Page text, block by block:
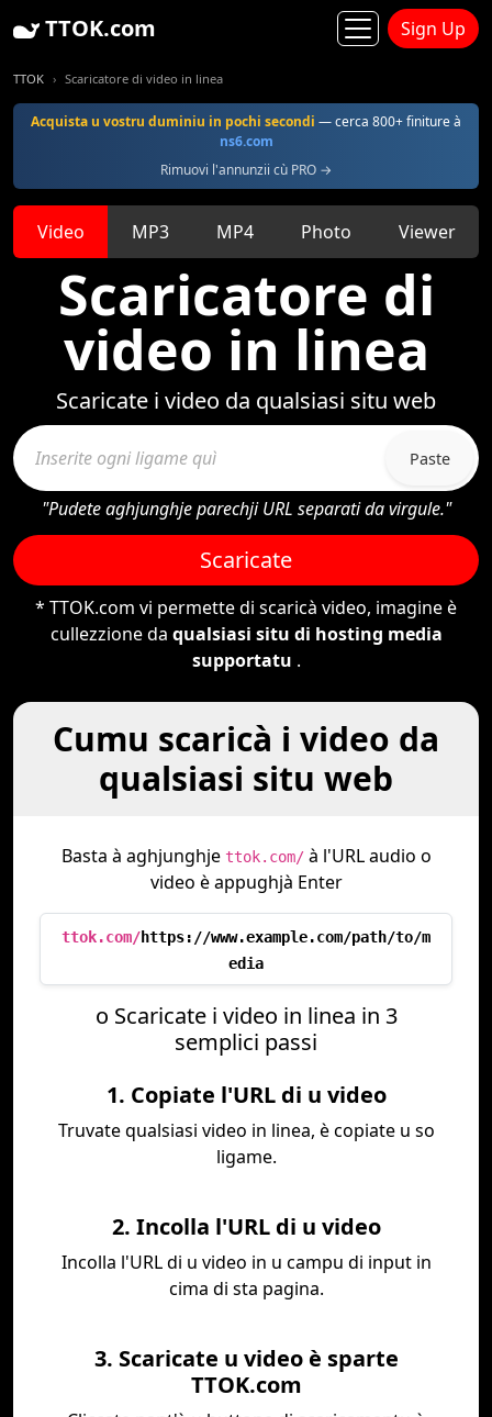
TTOK.com Sign Up
TTOK Scaricatore di video in linea
Acquista u vostru duminiu in pochi secondi — cerca 800+ finiture à
ns6.com
Rimuovi l'annunzii cù PRO →
Video MP3 MP4 Photo Viewer
Scaricatore di
video in linea
Scaricate i video da qualsiasi situ web
Paste
"Pudete aghjunghje parechji URL separati da virgule."
Scaricate
* TTOK.com vi permette di scaricà video, imagine è
cullezzione da qualsiasi situ di hosting media
supportatu .
Cumu scaricà i video da
qualsiasi situ web
Basta à aghjunghje ttok.com/à l'URL audio o
video è appughjà Enter
ttok.com/https://www.example.com/path/to/m
edia
o Scaricate i video in linea in 3
semplici passi
1. Copiate l'URL di u video
Truvate qualsiasi video in linea, è copiate u so
ligame.
2. Incolla l'URL di u video
Incolla l'URL di u video in u campu di input in
cima di sta pagina.
3. Scaricate u video è sparte
TTOK.com